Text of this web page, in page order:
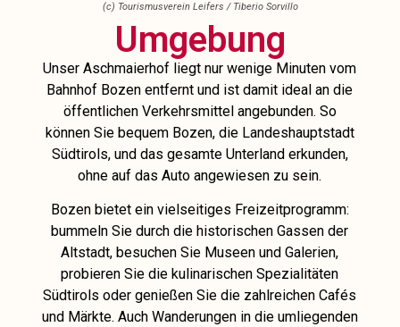
(c) Tourismusverein Leifers / Tiberio Sorvillo
Umgebung
Unser Aschmaierhof liegt nur wenige Minuten vom
Bahnhof Bozen entfernt und ist damit ideal an die
öffentlichen Verkehrsmittel angebunden. So
können Sie bequem Bozen, die Landeshauptstadt
Südtirols, und das gesamte Unterland erkunden,
ohne auf das Auto angewiesen zu sein.
Bozen bietet ein vielseitiges Freizeitprogramm:
bummeln Sie durch die historischen Gassen der
Altstadt, besuchen Sie Museen und Galerien,
probieren Sie die kulinarischen Spezialitäten
Südtirols oder genießen Sie die zahlreichen Cafés
und Märkte. Auch Wanderungen in die umliegenden